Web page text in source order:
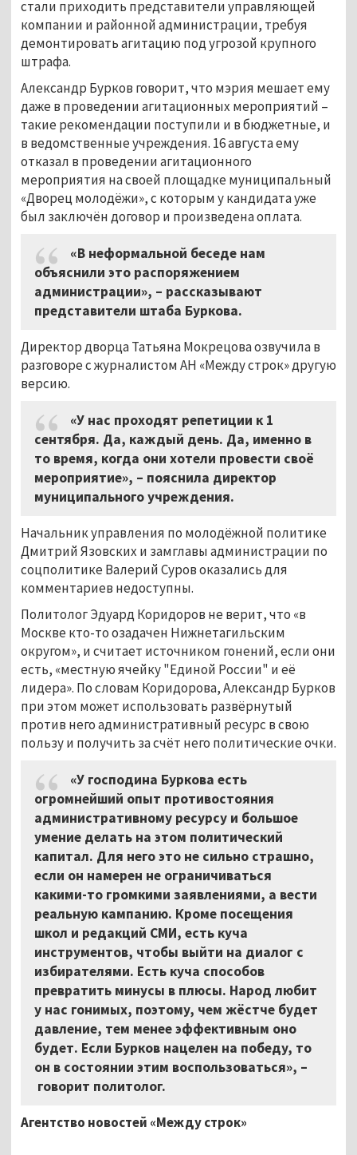
стали приходить представители управляющей
компании и районной администрации, требуя
демонтировать агитацию под угрозой крупного
штрафа.
Александр Бурков говорит, что мэрия мешает ему
даже в проведении агитационных мероприятий –
такие рекомендации поступили и в бюджетные, и
в ведомственные учреждения. 16 августа ему
отказал в проведении агитационного
мероприятия на своей площадке муниципальный
«Дворец молодёжи», с которым у кандидата уже
был заключён договор и произведена оплата.
«В неформальной беседе нам
объяснили это распоряжением
администрации», – рассказывают
представители штаба Буркова.
Директор дворца Татьяна Мокрецова озвучила в
разговоре с журналистом АН «Между строк» другую
версию.
«У нас проходят репетиции к 1
сентября. Да, каждый день. Да, именно в
то время, когда они хотели провести своё
мероприятие», – пояснила директор
муниципального учреждения.
Начальник управления по молодёжной политике
Дмитрий Язовских и замглавы администрации по
соцполитике Валерий Суров оказались для
комментариев недоступны.
Политолог Эдуард Коридоров не верит, что «в
Москве кто-то озадачен Нижнетагильским
округом», и считает источником гонений, если они
есть, «местную ячейку "Единой России" и её
лидера». По словам Коридорова, Александр Бурков
при этом может использовать развёрнутый
против него административный ресурс в свою
пользу и получить за счёт него политические очки.
«У господина Буркова есть
огромнейший опыт противостояния
административному ресурсу и большое
умение делать на этом политический
капитал. Для него это не сильно страшно,
если он намерен не ограничиваться
какими-то громкими заявлениями, а вести
реальную кампанию. Кроме посещения
школ и редакций СМИ, есть куча
инструментов, чтобы выйти на диалог с
избирателями. Есть куча способов
превратить минусы в плюсы. Народ любит
у нас гонимых, поэтому, чем жёстче будет
давление, тем менее эффективным оно
будет. Если Бурков нацелен на победу, то
он в состоянии этим воспользоваться», –
говорит политолог.
Агентство новостей «Между строк»